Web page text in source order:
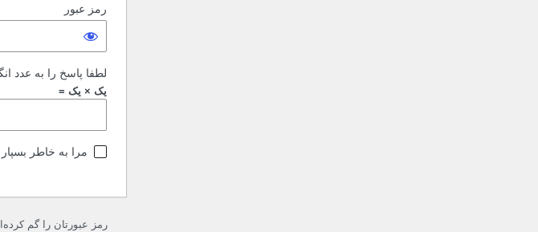
رمز عبور
لطفا پاسخ را به عدد
یک × یک =
مرا به خاطر بسپار
رمز عبورتان را گم